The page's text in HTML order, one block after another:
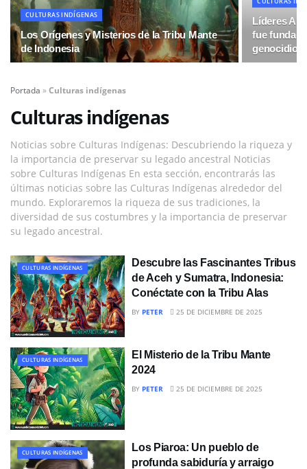
CULTURAS INDÍGENAS
Los Orígenes y Misterios de la Tribu Mante
de Indonesia
Líderes
fue
genocidio
Portada »Culturas indígenas
Culturas indígenas
Noticias sobre Culturas Indígenas: Descubriendo la riqueza y
la importancia de preservar su legado ancestral Noticias
sobre Culturas Indígenas En esta sección, encontrarás las
últimas noticias sobre las Culturas Indígenas alrededor del
mundo. Exploraremos la riqueza de sus tradiciones, la
diversidad de sus costumbres y la importancia de preservar
su legado ancestral.
CULTURAS INDÍGENAS
Descubre las Fascinantes Tribus
de Aceh y Sumatra, Indonesia:
Conéctate con la Tribu Alas
BY PETER 25 DE DICIEMBRE DE 2025
CULTURAS INDÍGENAS
El Misterio de la Tribu Mante
2024
BY PETER 25 DE DICIEMBRE DE 2025
CULTURAS INDÍGENAS
Los Piaroa: Un pueblo de
profunda sabiduría y arraigo